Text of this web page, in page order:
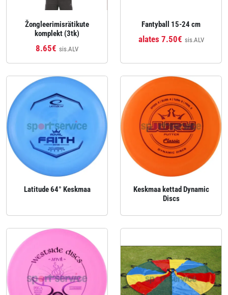
Žongleerimisrätikute
komplekt (3tk)
8.65€ sis.ALV
Fantyball 15-24 cm
alates 7.50€ sis.ALV
Latitude 64° Keskmaa
Keskmaa kettad Dynamic
Discs